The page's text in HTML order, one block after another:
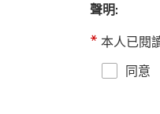
聲明:
本人已閱
同意